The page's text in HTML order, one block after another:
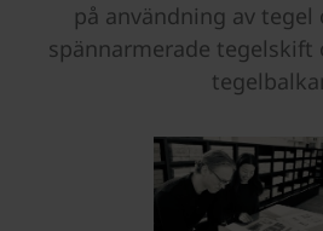
på användning av
spännarmerade tegelskift